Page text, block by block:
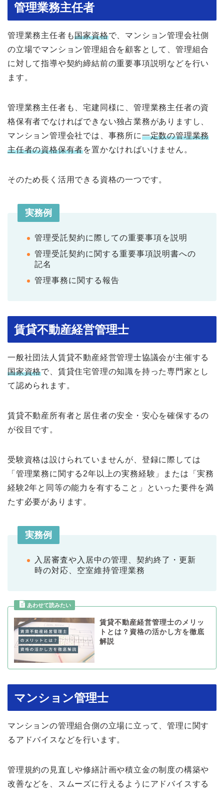
管理業務主任者
管理業務主任者も国家資格で、マンション管理会社側
の立場でマンション管理組合を顧客として、管理組合
に対して指導や契約締結前の重要事項説明などを行い
ます。
管理業務主任者も、宅建同様に、管理業務主任者の資
格保有者でなければできない独占業務がありますし、
マンション管理会社では、事務所に一定数の管理業務
主任者の資格保有者を置かなければいけません。
そのため長く活用できる資格の一つです。
実務例
管理受託契約に際しての重要事項を説明
管理受託契約に関する重要事項説明書への
記名
管理事務に関する報告
賃貸不動産経営管理士
一般社団法人賃貸不動産経営管理士協議会が主催する
国家資格で、賃貸住宅管理の知識を持った専門家とし
て認められます。
賃貸不動産所有者と居住者の安全・安心を確保するの
が役目です。
受験資格は設けられていませんが、登録に際しては
「管理業務に関する2年以上の実務経験」または「実務
経験2年と同等の能力を有すること」といった要件を満
たす必要があります。
実務例
入居審査や入居中の管理、契約終了・更新
時の対応、空室維持管理業務
賃貸不動産経営管理士のメリッ
トとは？資格の活かし方を徹底
解説
マンション管理士
マンションの管理組合側の立場に立って、管理に関す
るアドバイスなどを行います。
管理規約の見直しや修繕計画や積立金の制度の構築や
改善などを、スムーズに行えるようにアドバイスする